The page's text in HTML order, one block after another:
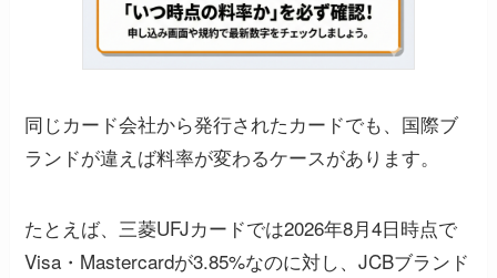
同じカード会社から発行されたカードでも、国際ブ
ランドが違えば料率が変わるケースがあります。
たとえば、三菱UFJカードでは2026年8月4日時点で
Visa・Mastercardが3.85%なのに対し、JCBブランド